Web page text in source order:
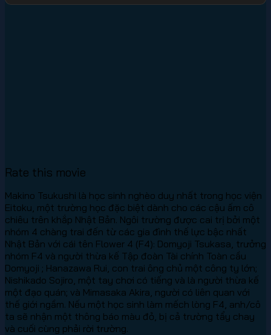
Rate this movie
Makino Tsukushi là học sinh nghèo duy nhất trong học viện
Eitoku, một trường học đặc biệt dành cho các cậu ấm cô
chiêu trên khắp Nhật Bản. Ngôi trường được cai trị bởi một
nhóm 4 chàng trai đến từ các gia đình thế lực bậc nhất
Nhật Bản với cái tên Flower 4 (F4): Domyoji Tsukasa, trưởng
nhóm F4 và người thừa kế Tập đoàn Tài chính Toàn cầu
Domyoji ; Hanazawa Rui, con trai ông chủ một công ty lớn;
Nishikado Sojiro, một tay chơi có tiếng và là người thừa kế
một đạo quán; và Mimasaka Akira, người có liên quan với
thế giới ngầm. Nếu một học sinh làm mếch lòng F4, anh/cô
ta sẽ nhận một thông báo màu đỏ, bị cả trường tẩy chay
và cuối cùng phải rời trường.